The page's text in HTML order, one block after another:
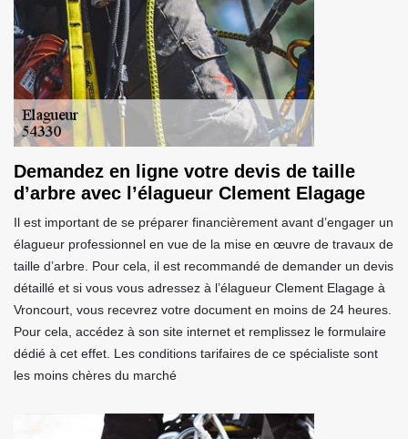
Demandez en ligne votre devis de taille
d’arbre avec l’élagueur Clement Elagage
Il est important de se préparer financièrement avant d’engager un
élagueur professionnel en vue de la mise en œuvre de travaux de
taille d’arbre. Pour cela, il est recommandé de demander un devis
détaillé et si vous vous adressez à l’élagueur Clement Elagage à
Vroncourt, vous recevrez votre document en moins de 24 heures.
Pour cela, accédez à son site internet et remplissez le formulaire
dédié à cet effet. Les conditions tarifaires de ce spécialiste sont
les moins chères du marché